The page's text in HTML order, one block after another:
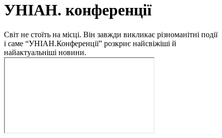
УНІАН. конференції
Світ не стоїть на місці. Він завжди викликає різноманітні події
і саме “УНІАН.Конференції” розкриє найсвіжіші й
найактуальніші новини.